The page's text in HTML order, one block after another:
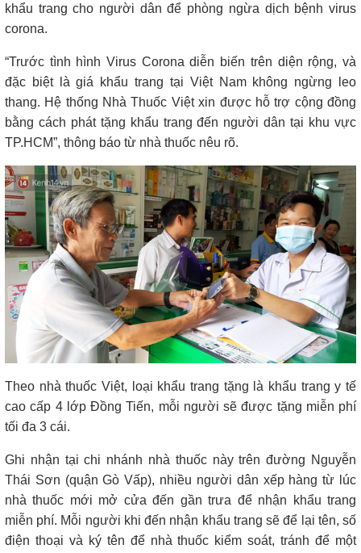
khẩu trang cho người dân để phòng ngừa dịch bệnh virus
corona.
“Trước tình hình Virus Corona diễn biến trên diện rộng, và
đặc biệt là giá khẩu trang tại Việt Nam không ngừng leo
thang. Hệ thống Nhà Thuốc Việt xin được hỗ trợ cộng đồng
bằng cách phát tặng khẩu trang đến người dân tại khu vực
TP.HCM”, thông báo từ nhà thuốc nêu rõ.
Theo nhà thuốc Việt, loại khẩu trang tặng là khẩu trang y tế
cao cấp 4 lớp Đồng Tiến, mỗi người sẽ được tặng miễn phí
tối đa 3 cái.
Ghi nhận tại chi nhánh nhà thuốc này trên đường Nguyễn
Thái Sơn (quận Gò Vấp), nhiều người dân xếp hàng từ lúc
nhà thuốc mới mở cửa đến gần trưa để nhận khẩu trang
miễn phí. Mỗi người khi đến nhận khẩu trang sẽ để lại tên, số
điện thoại và ký tên để nhà thuốc kiểm soát, tránh để một